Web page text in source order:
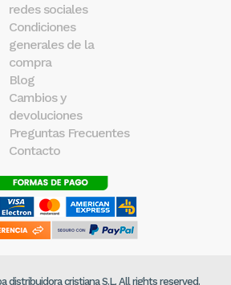
redes sociales
Condiciones
generales de la
compra
Blog
Cambios y
devoluciones
Preguntas Frecuentes
Contacto
distribuidora cristiana S.L. All rights reserved.